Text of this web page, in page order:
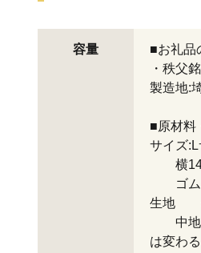
容量
■お礼品
・秩父
製造地:
■原材料
サイズ
横
ゴム
生地
中地:
は変わ